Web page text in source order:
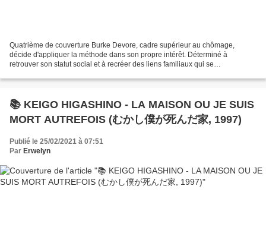
Quatrième de couverture Burke Devore, cadre supérieur au chômage,
décide d'appliquer la méthode dans son propre intérêt. Déterminé à
retrouver son statut social et à recréer des liens familiaux qui se
📚 KEIGO HIGASHINO - LA MAISON OU JE SUIS
MORT AUTREFOIS (むかし僕が死んだ家, 1997)
Publié le 25/02/2021 à 07:51
Par Erwelyn